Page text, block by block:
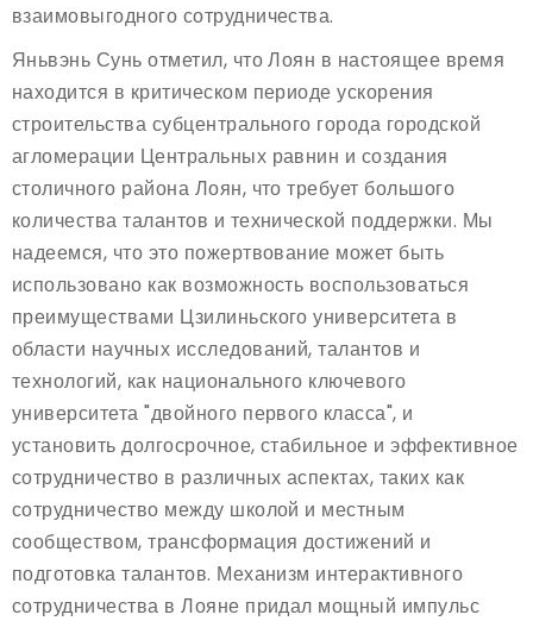
взаимовыгодного сотрудничества.
Яньвэнь Сунь отметил, что Лоян в настоящее время
находится в критическом периоде ускорения
строительства субцентрального города городской
агломерации Центральных равнин и создания
столичного района Лоян, что требует большого
количества талантов и технической поддержки. Мы
надеемся, что это пожертвование может быть
использовано как возможность воспользоваться
преимуществами Цзилиньского университета в
области научных исследований, талантов и
технологий, как национального ключевого
университета "двойного первого класса", и
установить долгосрочное, стабильное и эффективное
сотрудничество в различных аспектах, таких как
сотрудничество между школой и местным
сообществом, трансформация достижений и
подготовка талантов. Механизм интерактивного
сотрудничества в Лояне придал мощный импульс